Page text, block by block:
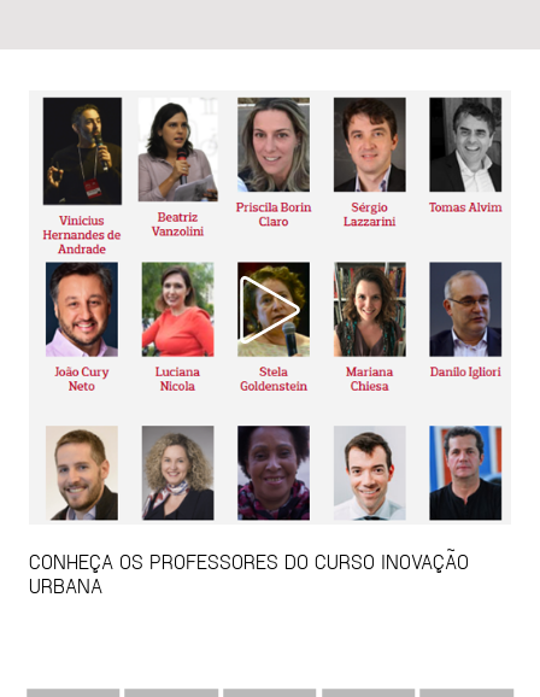
CONHEÇA OS PROFESSORES DO CURSO INOVAÇÃO
URBANA